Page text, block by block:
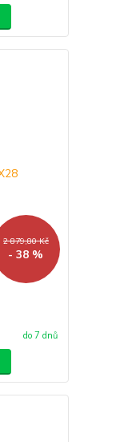
2 879,80 Kč
- 38 %
do 7 dnů